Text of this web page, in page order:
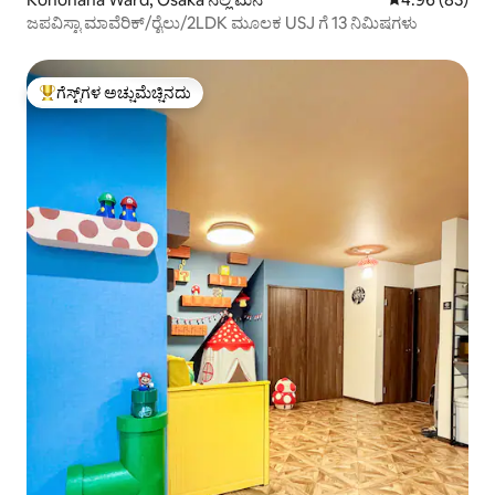
ಜಪವಿಸ್ಟಾ ಮಾವೆರಿಕ್/ರೈಲು/2LDK ಮೂಲಕ USJ ಗೆ 13 ನಿಮಿಷಗಳು
ಗೆಸ್ಟ್‌ಗಳಿಗೆ ಅತಿ ಹೆಚ್ಚು ಅಚ್ಚುಮೆಚ್ಚಿನದು
ಗೆಸ್ಟ್‌ಗಳ ಅಚ್ಚುಮೆಚ್ಚಿನದು